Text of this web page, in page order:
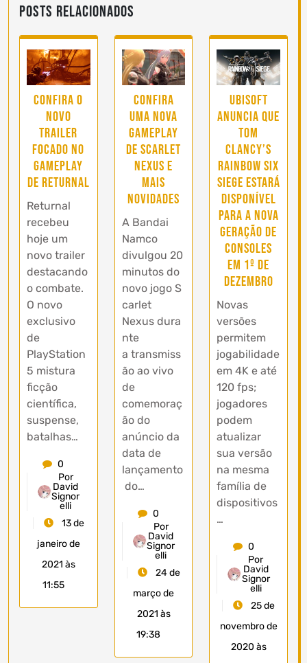
Posts Relacionados
Confira o
novo
trailer
focado no
gameplay
de Returnal
Returnal
recebeu
hoje um
novo trailer
destacando
o combate.
O novo
exclusivo
de
PlayStation
5 mistura
ficção
científica,
suspense,
batalhas…
0
Por
David
Signor
elli
13 de
janeiro de
2021 às
11:55
Confira
uma nova
gameplay
de Scarlet
Nexus e
mais
novidades
A Bandai
Namco
divulgou 20
minutos do
novo jogo S
carlet
Nexus dura
nte
a transmiss
ão ao vivo
de
comemoraç
ão do
anúncio da
data de
lançamento
do…
0
Por
David
Signor
elli
24 de
março de
2021 às
19:38
Ubisoft
anuncia que
Tom
Clancy’s
Rainbow Six
Siege estará
disponível
para a nova
geração de
consoles
em 1º de
dezembro
Novas
versões
permitem
jogabilidade
em 4K e até
120 fps;
jogadores
podem
atualizar
sua versão
na mesma
família de
dispositivos
…
0
Por
David
Signor
elli
25 de
novembro de
2020 às